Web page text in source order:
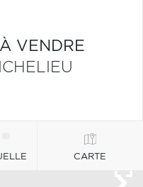
VENDRE
CARTE